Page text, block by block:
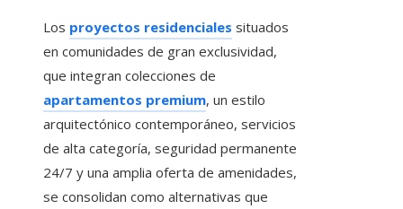
Los proyectos residenciales situados
en comunidades de gran exclusividad,
que integran colecciones de
apartamentos premium, un estilo
arquitectónico contemporáneo, servicios
de alta categoría, seguridad permanente
24/7 y una amplia oferta de amenidades,
se consolidan como alternativas que